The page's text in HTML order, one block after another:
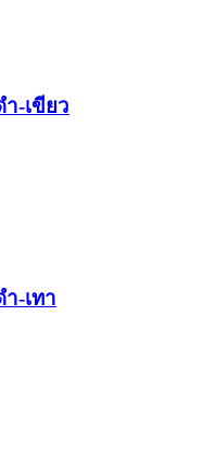
-เขียว
-เทา